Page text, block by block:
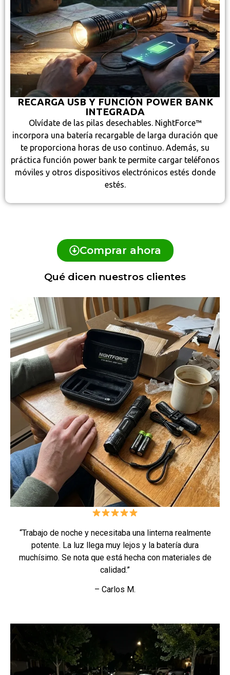
RECARGA USB Y FUNCIÓN POWER BANK
INTEGRADA
Olvídate de las pilas desechables. NightForce™
incorpora una batería recargable de larga duración que
te proporciona horas de uso continuo. Además, su
práctica función power bank te permite cargar teléfonos
móviles y otros dispositivos electrónicos estés donde
estés.
Comprar ahora
Qué dicen nuestros clientes
“Trabajo de noche y necesitaba una linterna realmente
potente. La luz llega muy lejos y la batería dura
muchísimo. Se nota que está hecha con materiales de
calidad.”
– Carlos M.